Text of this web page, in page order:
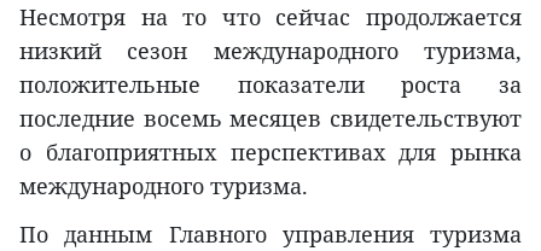
Несмотря на то что сейчас продолжается
низкий сезон международного туризма,
положительные показатели роста за
последние восемь месяцев свидетельствуют
о благоприятных перспективах для рынка
международного туризма.
По данным Главного управления туризма